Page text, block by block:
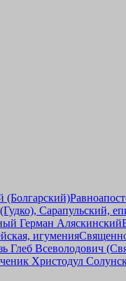
(Болгарский)
Сарапульский,
Герман Аляскинский
игумения
Глеб Всеволодович
Христодул